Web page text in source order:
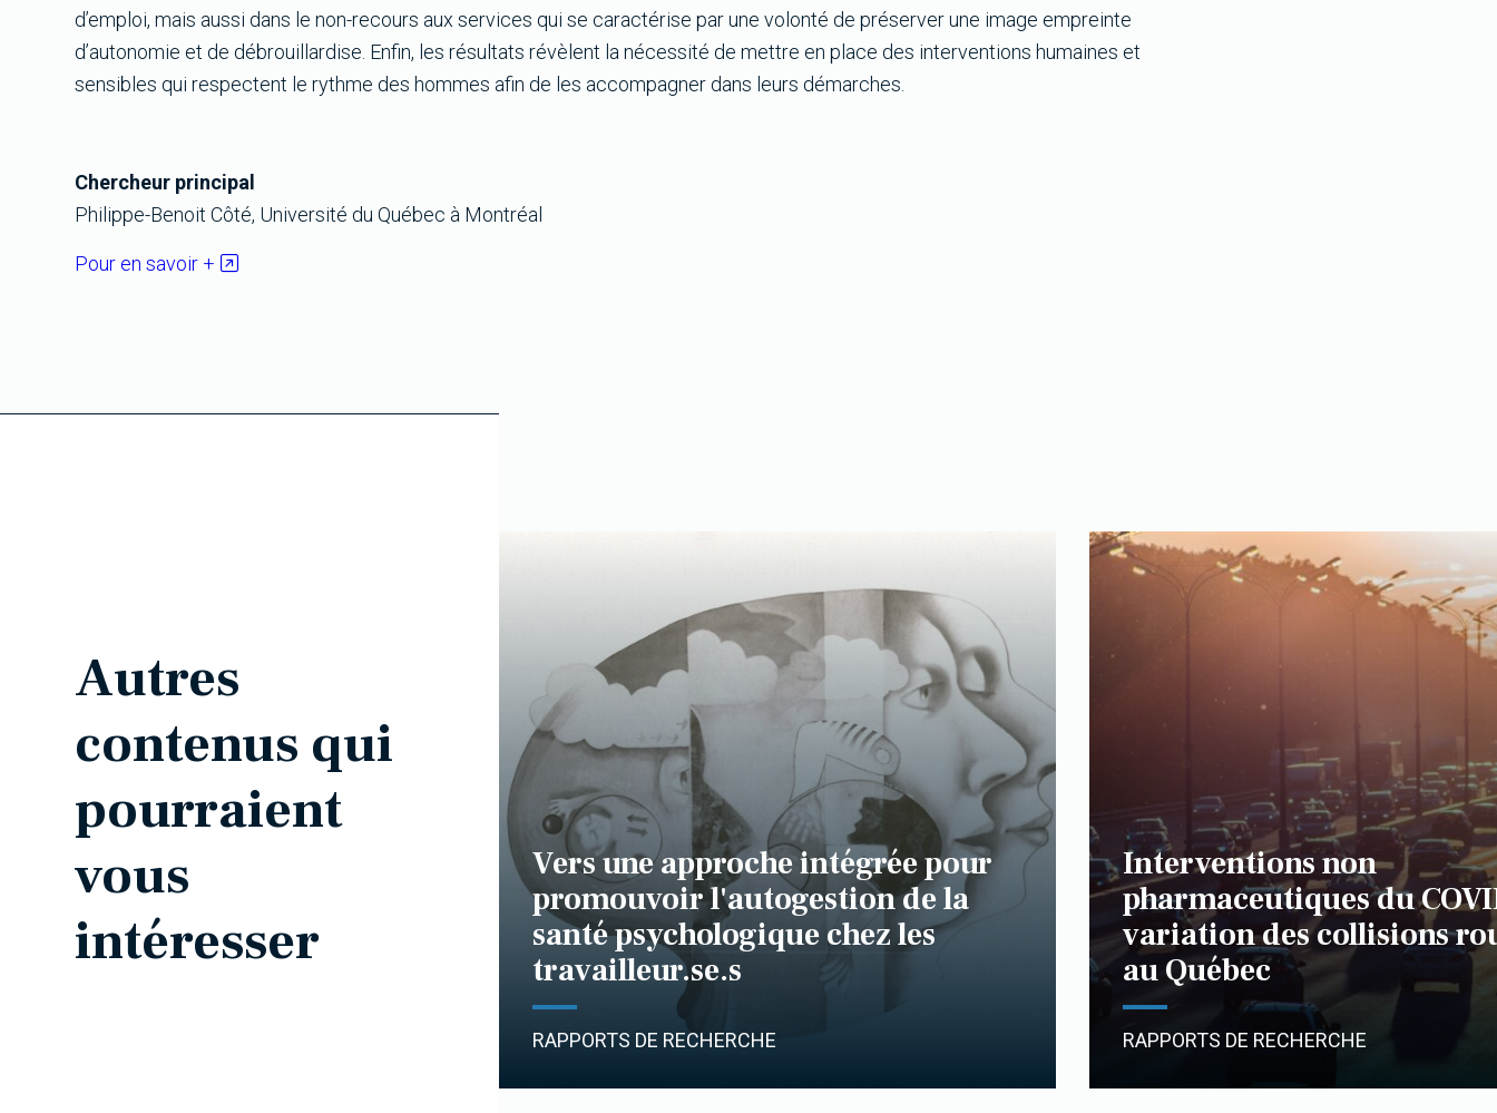
d’emploi, mais aussi dans le non-recours aux services qui se caractérise par une volonté de préserver une image empreinte
d’autonomie et de débrouillardise. Enfin, les résultats révèlent la nécessité de mettre en place des interventions humaines et
sensibles qui respectent le rythme des hommes afin de les accompagner dans leurs démarches.
Chercheur principal
Philippe-Benoit Côté, Université du Québec à Montréal
Pour en savoir +
Autres
contenus qui
pourraient
vous
intéresser
Vers une approche intégrée pour
promouvoir l'autogestion de la
santé psychologique chez les
travailleur.se.s
RAPPORTS DE RECHERCHE
Interventions non
pharmaceutiques du
variation des collisions
au Québec
RAPPORTS DE RECHERCHE